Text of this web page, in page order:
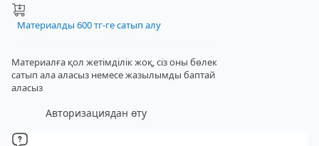
Материалды 600 тг-ге сатып алу
Материалға қол жетімділік жоқ, сіз оны бөлек
сатып ала аласыз немесе жазылымды баптай
аласыз
Авторизациядан өту